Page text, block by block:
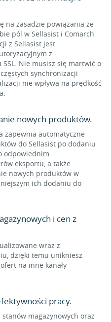
na zasadzie powiązania ze
pól w Sellasist i Comarch
z Sellasist jest
z
Nie musisz się martwić o
synchronizacji
nie wpływa na prędkość
nowych produktów.
zapewnia automatyczne
do Sellasist po dodaniu
odpowiednim
eksportu, a także
nowych produktów w
ich dodaniu do
i cen z
wraz z
dzięki temu unikniesz
na inne kanały
pracy.
magazynowych oraz